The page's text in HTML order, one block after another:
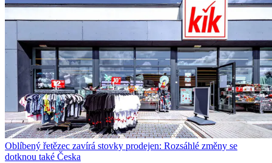
Oblíbený řetězec zavírá stovky prodejen: Rozsáhlé změny se
dotknou také Česka